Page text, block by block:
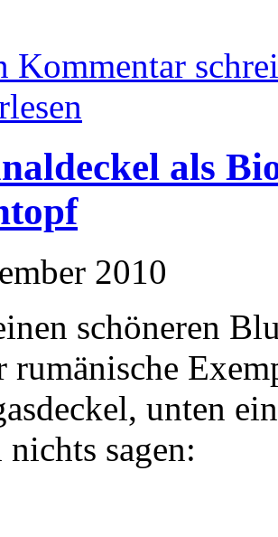
Kommentar
als
2010
schöneren
rumänische
unten
sagen: